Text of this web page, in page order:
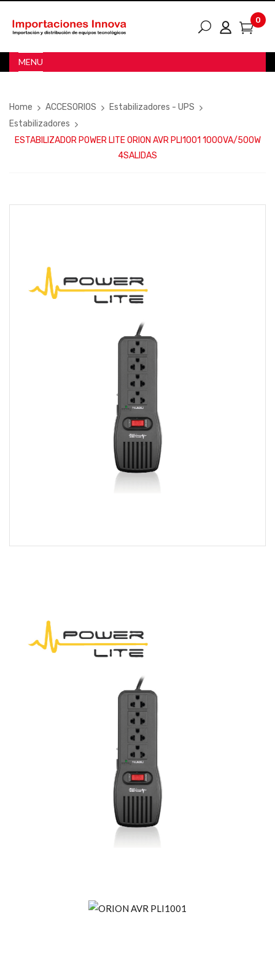
0
MENU
Home ACCESORIOS
Estabilizadores - UPS
Estabilizadores
ESTABILIZADOR POWER LITE ORION AVR PLI1001 1000VA/500W
4SALIDAS